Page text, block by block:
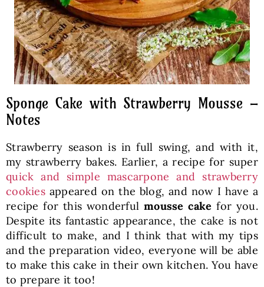
Sponge Cake with Strawberry Mousse –
Notes
Strawberry season is in full swing, and with it,
my strawberry bakes. Earlier, a recipe for super
quick and simple mascarpone and strawberry
cookiesappeared on the blog, and now I have a
recipe for this wonderfulmousse cake for you.
Despite its fantastic appearance, the cake is not
difficult to make, and I think that with my tips
and the preparation video, everyone will be able
to make this cake in their own kitchen. You have
to prepare it too!